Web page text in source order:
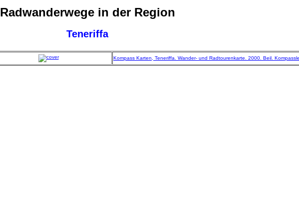
Radwanderwege in der Region
Teneriffa
Kompass Karten, Teneriffa. Wander- und Radtourenkarte. 2000. Beil.